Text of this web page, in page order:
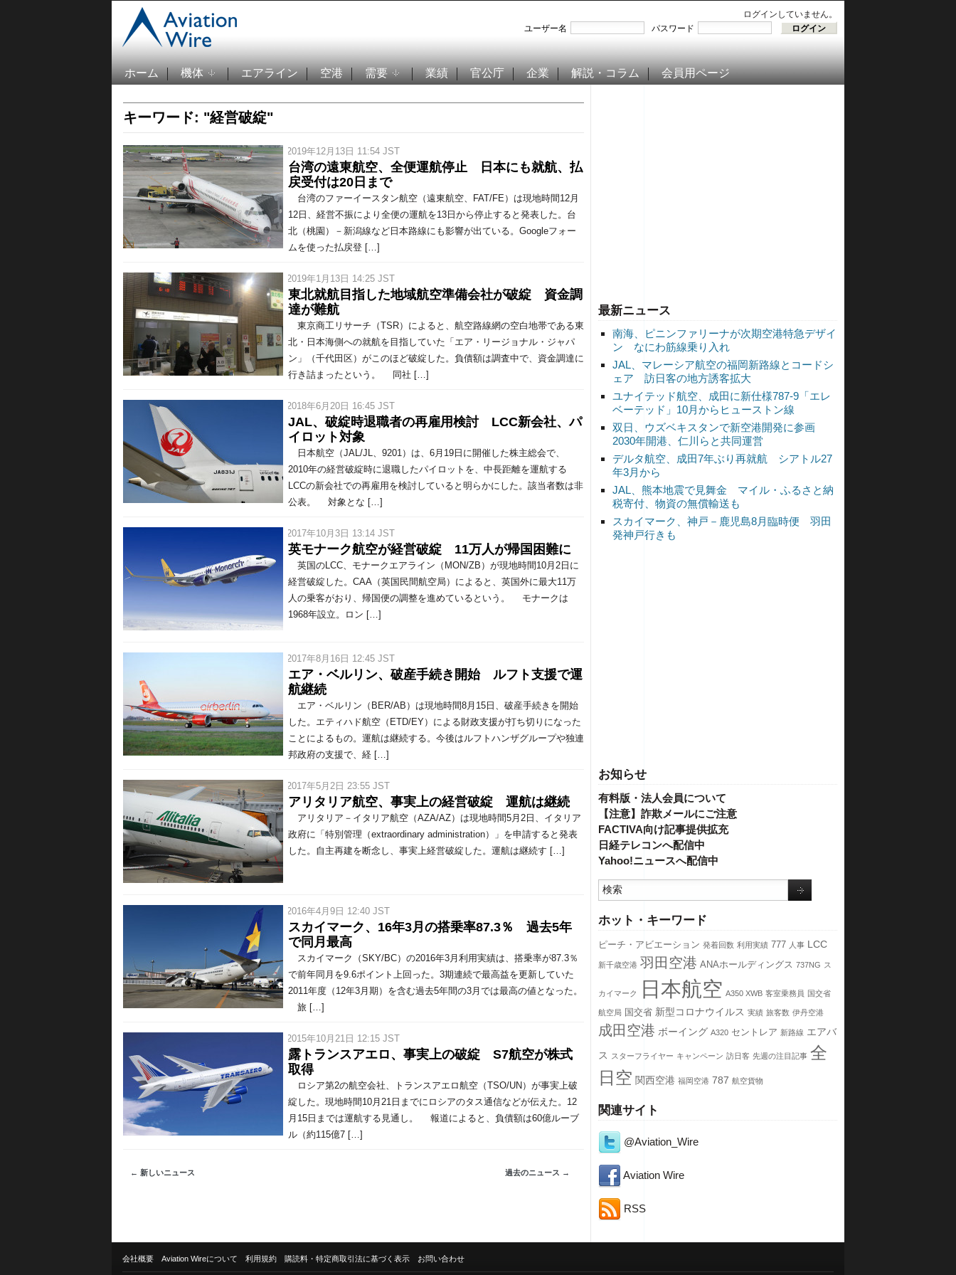
ログインしていません。
ユーザー名
パスワード
ホーム 機体 エアライン 空港 需要 業績 官公庁 企業 解説・コラム 会員用ページ
最新ニュース
南海、ピニンファリーナが次期空港特急デザイ
ン なにわ筋線乗り入れ
JAL、マレーシア航空の福岡新路線とコードシ
ェア 訪日客の地方誘客拡大
ユナイテッド航空、成田に新仕様787-9「エレ
ベーテッド」10月からヒューストン線
双日、ウズベキスタンで新空港開発に参画
2030年開港、仁川らと共同運営
デルタ航空、成田7年ぶり再就航 シアトル27
年3月から
JAL、熊本地震で見舞金 マイル・ふるさと納
税寄付、物資の無償輸送も
スカイマーク、神戸－鹿児島8月臨時便 羽田
発神戸行きも
お知らせ
有料版・法人会員について
【注意】詐欺メールにご注意
FACTIVA向け記事提供拡充
日経テレコンへ配信中
Yahoo!ニュースへ配信中
ホット・キーワード
ピーチ・アビエーション 発着回数 利用実績 777 人事 LCC
新千歳空港 羽田空港 ANAホールディングス 737NG ス
カイマーク 日本航空 A350 XWB 客室乗務員 国交省
航空局 国交省 新型コロナウイルス 実績 旅客数 伊丹空港
成田空港 ボーイング A320 セントレア 新路線 エアバ
ス スターフライヤー キャンペーン 訪日客 先週の注目記事 全
日空 関西空港 福岡空港 787 航空貨物
関連サイト
@Aviation_Wire
Aviation Wire
RSS
キーワード: "経営破綻"
/ 2019年12月13日 11:54 JST
台湾の遠東航空、全便運航停止 日本にも就航、払
戻受付は20日まで
台湾のファーイースタン航空（遠東航空、FAT/FE）は現地時間12月
12日、経営不振により全便の運航を13日から停止すると発表した。台
北（桃園）－新潟線など日本路線にも影響が出ている。Googleフォー
ムを使った払戻登 […]
/ 2019年1月13日 14:25 JST
東北就航目指した地域航空準備会社が破綻 資金調
達が難航
東京商工リサーチ（TSR）によると、航空路線網の空白地帯である東
北・日本海側への就航を目指していた「エア・リージョナル・ジャパ
ン」（千代田区）がこのほど破綻した。負債額は調査中で、資金調達に
行き詰まったという。 同社 […]
/ 2018年6月20日 16:45 JST
JAL、破綻時退職者の再雇用検討 LCC新会社、パ
イロット対象
日本航空（JAL/JL、9201）は、6月19日に開催した株主総会で、
2010年の経営破綻時に退職したパイロットを、中長距離を運航する
LCCの新会社での再雇用を検討していると明らかにした。該当者数は非
公表。 対象とな […]
/ 2017年10月3日 13:14 JST
英モナーク航空が経営破綻 11万人が帰国困難に
英国のLCC、モナークエアライン（MON/ZB）が現地時間10月2日に
経営破綻した。CAA（英国民間航空局）によると、英国外に最大11万
人の乗客がおり、帰国便の調整を進めているという。 モナークは
1968年設立。ロン […]
/ 2017年8月16日 12:45 JST
エア・ベルリン、破産手続き開始 ルフト支援で運
航継続
エア・ベルリン（BER/AB）は現地時間8月15日、破産手続きを開始
した。エティハド航空（ETD/EY）による財政支援が打ち切りになった
ことによるもの。運航は継続する。今後はルフトハンザグループや独連
邦政府の支援で、経 […]
/ 2017年5月2日 23:55 JST
アリタリア航空、事実上の経営破綻 運航は継続
アリタリア－イタリア航空（AZA/AZ）は現地時間5月2日、イタリア
政府に「特別管理（extraordinary administration）」を申請すると発表
した。自主再建を断念し、事実上経営破綻した。運航は継続す […]
/ 2016年4月9日 12:40 JST
スカイマーク、16年3月の搭乗率87.3％ 過去5年
で同月最高
スカイマーク（SKY/BC）の2016年3月利用実績は、搭乗率が87.3％
で前年同月を9.6ポイント上回った。3期連続で最高益を更新していた
2011年度（12年3月期）を含む過去5年間の3月では最高の値となった。
旅 […]
/ 2015年10月21日 12:15 JST
露トランスアエロ、事実上の破綻 S7航空が株式
取得
ロシア第2の航空会社、トランスアエロ航空（TSO/UN）が事実上破
綻した。現地時間10月21日までにロシアのタス通信などが伝えた。12
月15日までは運航する見通し。 報道によると、負債額は60億ルーブ
ル（約115億7 […]
← 新しいニュース 過去のニュース →
会社概要 Aviation Wireについて 利用規約 購読料・特定商取引法に基づく表示 お問い合わせ